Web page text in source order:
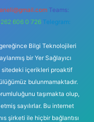
Teams:
606 0 726 Telegram:
Bilgi Teknolojileri
bir Yer Sağlayıcı
sitedeki içerikleri proaktif
bulunmamaktadır.
taşımakta olup,
sayılırlar. Bu internet
şirketi ile hiçbir bağlantısı